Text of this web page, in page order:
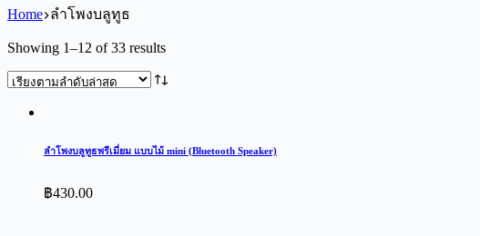
Home ลำโพงบลูทูธ
Showing 1–12 of 33 resultsSorted
latest
ลำโพงบลูทูธพรีเมี่ยม แบบไม้ mini (Bluetooth Speaker)
฿430.00